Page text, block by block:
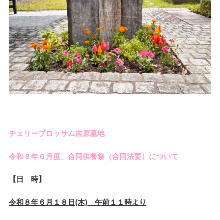
チェリーブロッサム吉原墓地
令和８年６月度、合同供養祭（合同法要）について
【日 時】
令和８年６月１８日(木) 午前１１時より